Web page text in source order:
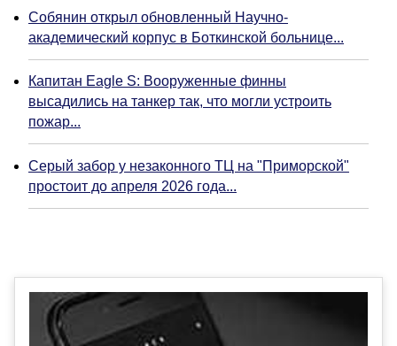
Собянин открыл обновленный Научно-
академический корпус в Боткинской больнице...
Капитан Eagle S: Вооруженные финны
высадились на танкер так, что могли устроить
пожар...
Серый забор у незаконного ТЦ на "Приморской"
простоит до апреля 2026 года...